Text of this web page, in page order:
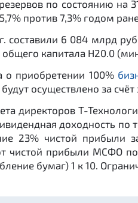
по состоянию на
против 7,3% годом
6 084 млрд
капитала Н20.0
о приобретении 100%
осуществлено за
директоров Т-
доходность по
23% чистой прибыли
чистой прибыли МСФО
бумаг) 1 к 10.